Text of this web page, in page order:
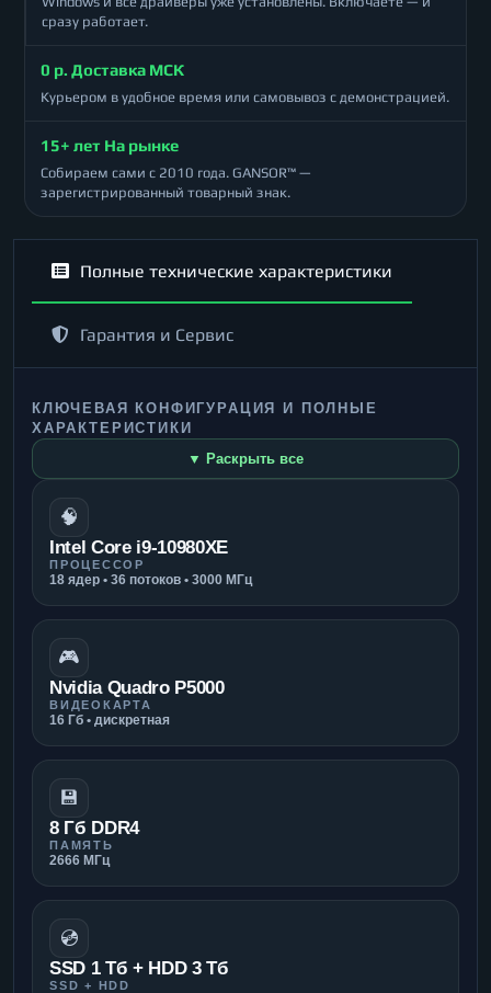
сразу работает.
0 р. Доставка МСК
Курьером в удобное время или самовывоз с демонстрацией.
15+ лет На рынке
Собираем сами с 2010 года. GANSOR™ —
зарегистрированный товарный знак.
Полные технические характеристики
Гарантия и Сервис
КЛЮЧЕВАЯ КОНФИГУРАЦИЯ И ПОЛНЫЕ
ХАРАКТЕРИСТИКИ
▼ Раскрыть все
🧠
Intel Core i9-10980XE
ПРОЦЕССОР
18 ядер • 36 потоков • 3000 МГц
🎮
Nvidia Quadro P5000
ВИДЕОКАРТА
16 Гб • дискретная
💾
8 Гб DDR4
ПАМЯТЬ
2666 МГц
💿
SSD 1 Тб + HDD 3 Тб
SSD + HDD